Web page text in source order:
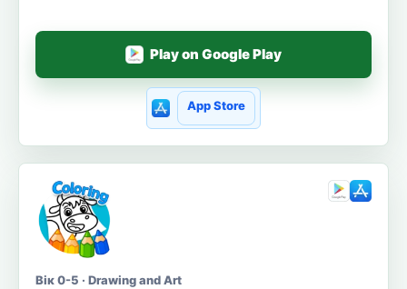
Play on Google Play
App Store
Вік 0-5 · Drawing and Art